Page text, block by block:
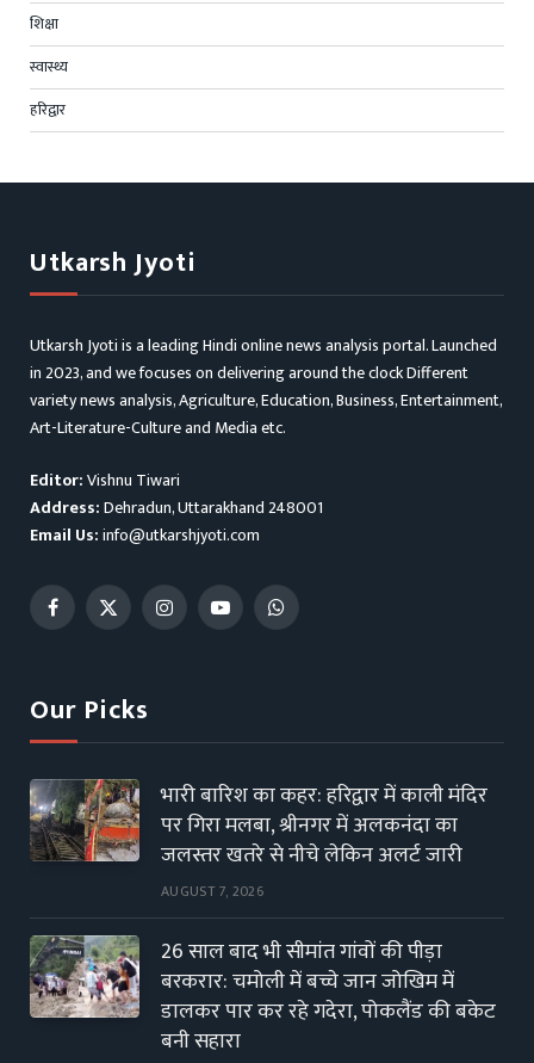
शिक्षा
स्वास्थ्य
हरिद्वार
Utkarsh Jyoti
Utkarsh Jyoti is a leading Hindi online news analysis portal. Launched
in 2023, and we focuses on delivering around the clock Different
variety news analysis, Agriculture, Education, Business, Entertainment,
Art-Literature-Culture and Media etc.
Editor:Vishnu Tiwari
Address:Dehradun, Uttarakhand 248001
Email Us:info@utkarshjyoti.com
Facebook
X
InstagramYouTubeWhatsApp
Our Picks
भारी बारिश का कहर: हरिद्वार में काली मंदिर
पर गिरा मलबा, श्रीनगर में अलकनंदा का
जलस्तर खतरे से नीचे लेकिन अलर्ट जारी
AUGUST 7, 2026
26 साल बाद भी सीमांत गांवों की पीड़ा
बरकरार: चमोली में बच्चे जान जोखिम में
डालकर पार कर रहे गदेरा, पोकलैंड की बकेट
बनी सहारा